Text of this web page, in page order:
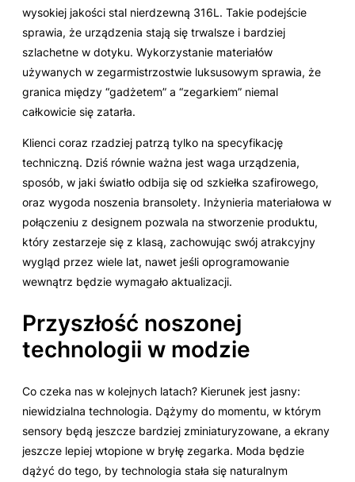
wysokiej jakości stal nierdzewną 316L. Takie podejście
sprawia, że urządzenia stają się trwalsze i bardziej
szlachetne w dotyku. Wykorzystanie materiałów
używanych w zegarmistrzostwie luksusowym sprawia, że
granica między “gadżetem” a “zegarkiem” niemal
całkowicie się zatarła.
Klienci coraz rzadziej patrzą tylko na specyfikację
techniczną. Dziś równie ważna jest waga urządzenia,
sposób, w jaki światło odbija się od szkiełka szafirowego,
oraz wygoda noszenia bransolety. Inżynieria materiałowa w
połączeniu z designem pozwala na stworzenie produktu,
który zestarzeje się z klasą, zachowując swój atrakcyjny
wygląd przez wiele lat, nawet jeśli oprogramowanie
wewnątrz będzie wymagało aktualizacji.
Przyszłość noszonej
technologii w modzie
Co czeka nas w kolejnych latach? Kierunek jest jasny:
niewidzialna technologia. Dążymy do momentu, w którym
sensory będą jeszcze bardziej zminiaturyzowane, a ekrany
jeszcze lepiej wtopione w bryłę zegarka. Moda będzie
dążyć do tego, by technologia stała się naturalnym